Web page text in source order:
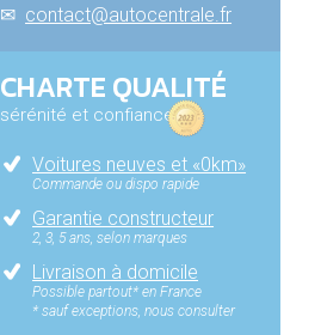
✉ contact@autocentrale.fr
CHARTE QUALITÉ
sérénité et confiance
Voitures neuves et «0km»
Commande ou dispo rapide
Garantie constructeur
2, 3, 5 ans, selon marques
Livraison à domicile
Possible partout* en France
* sauf exceptions, nous consulter